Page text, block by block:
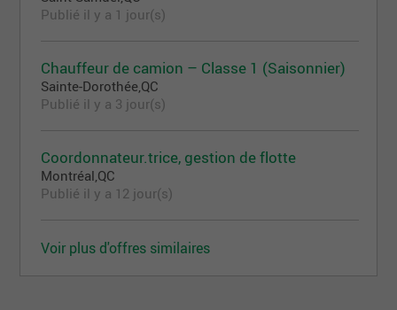
Publié il y a 1 jour(s)
Chauffeur de camion – Classe 1 (Saisonnier)
Sainte-Dorothée,QC
Publié il y a 3 jour(s)
Coordonnateur.trice, gestion de flotte
Montréal,QC
Publié il y a 12 jour(s)
Voir plus d'offres similaires